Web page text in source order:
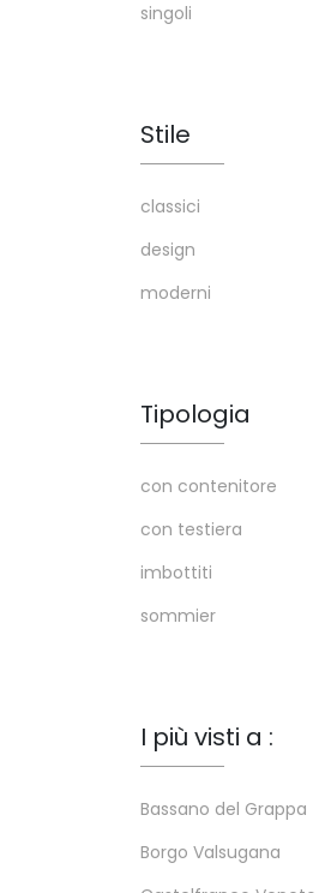
singoli
Stile
classici
design
moderni
Tipologia
con contenitore
con testiera
imbottiti
sommier
I più visti a :
Bassano del Grappa
Borgo Valsugana